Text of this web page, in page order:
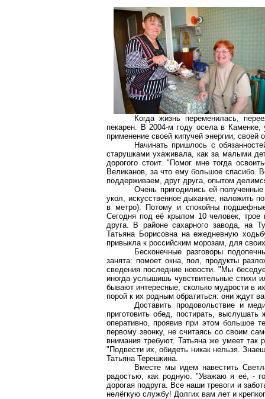
Когда жизнь переменилась,
пекарен. В 2004-м году осела в Каменке,
применение своей кипучей энергии, своей
Начинать пришлось с
старушками ухаживала, как за малыми
дорогого стоит. "Помог мне тогда
Великанов, за что ему большое спасибо.
поддерживаем, друг друга, опытом
Очень пригодились ей
укол, искусственное дыхание, наложить
в метро). Потому и спокойны
Сегодня под её крылом 10 человек,
друга. В районе сахарного завода, на
Татьяна Борисовна на ежедневную
привыкла к российским морозам, для
Бесконечные разговоры
занята: помоет окна, пол, продукты
сведения последние новости. "Мы
иногда услышишь чувствительные стихи
бывают интересные, сколько мудрости в
порой к их родным обратиться: они ждут
Доставить продовольствие и
приготовить обед, постирать,
оперативно, проявив при этом большое
первому звонку, не считаясь со своим
внимания требуют. Татьяна же умеет
"Подвести их, обидеть никак нельзя.
Татьяна Терешкина.
Вместе мы идем навестить
радостью, как родную. "Уважаю я её, -
дорогая подруга. Все наши тревоги и
нелёгкую службу! Долгих вам лет и